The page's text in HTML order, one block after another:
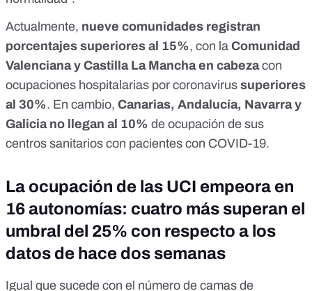
Actualmente, nueve comunidades registran
porcentajes superiores al 15%, con la Comunidad
Valenciana y Castilla La Mancha en cabezacon
ocupaciones hospitalarias por coronavirus superiores
al 30%. En cambio, Canarias, Andalucía, Navarra y
Galicia no llegan al 10% de ocupación de sus
centros sanitarios con pacientes con COVID-19.
La ocupación de las UCI empeora en
16 autonomías: cuatro más superan el
umbral del 25% con respecto a los
datos de hace dos semanas
Igual que sucede con el número de camas de